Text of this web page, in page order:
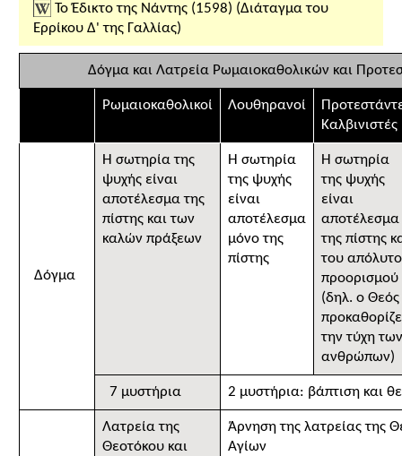
Το Έδικτο της Νάντης (1598) (Διάταγμα του
Ερρίκου Δ' της Γαλλίας)
Δόγμα και Λατρεία Ρωμαιοκαθολικών και
Ρωμαιοκαθολικοί Λουθηρανοί
Καλβινιστές
Δόγμα
Η σωτηρία της
ψυχής είναι
αποτέλεσμα της
πίστης και των
καλών πράξεων
Η σωτηρία
της ψυχής
είναι
αποτέλεσμα
μόνο της
πίστης
Η σωτηρία
της ψυχής
είναι
αποτέλεσμα
της πίστης
του
προορισμού
(δηλ. ο Θεός
την τύχη των
ανθρώπων)
7 μυστήρια 2 μυστήρια: βάπτιση και
Λατρεία της
Θεοτόκου και
Άρνηση της λατρείας της
Αγίων